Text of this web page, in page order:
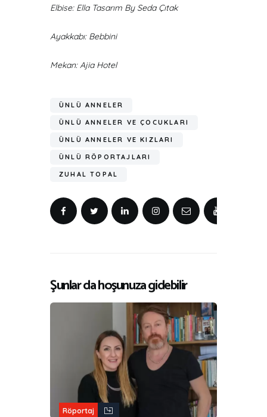
Elbise: Ella Tasarım By Seda Çıtak
Ayakkabı: Bebbini
Mekan: Ajia Hotel
ÜNLÜ ANNELER
ÜNLÜ ANNELER VE ÇOCUKLARI
ÜNLÜ ANNELER VE KIZLARI
ÜNLÜ RÖPORTAJLARI
ZUHAL TOPAL
Şunlar da hoşunuza gidebilir
Röportaj